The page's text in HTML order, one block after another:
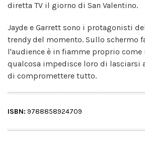
diretta TV il giorno di San Valentino.
Jayde e Garrett sono i protagonisti
trendy del momento. Sullo schermo
l'audience è in fiamme proprio come
qualcosa impedisce loro di lasciarsi
di compromettere tutto.
ISBN: 9788858924709